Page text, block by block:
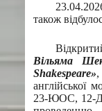
також
Вільяма
Shakespeare»
англійської
23-ЮОС, 12-Д